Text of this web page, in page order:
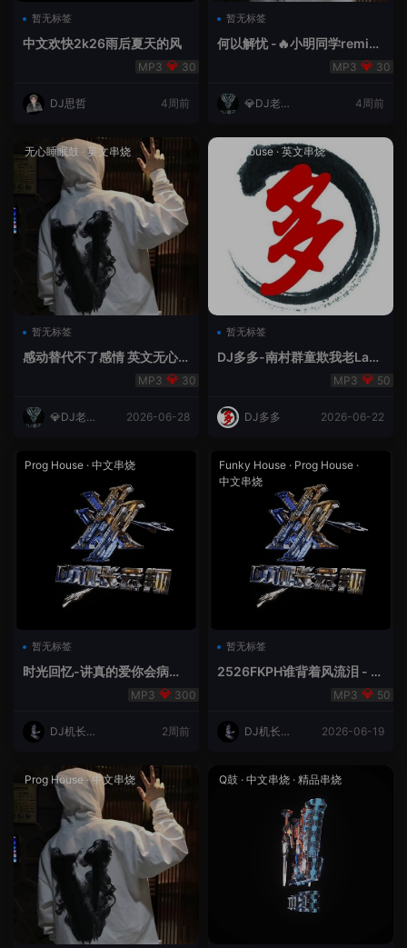
暂无标签
中文欢快2k26雨后夏天的风
30
DJ思哲 4周前
暂无标签
何以解忧 -🔥小明同学remix
30
💎DJ老王
4周前
无心睡眠鼓 ·英文串烧
暂无标签
感动替代不了感情 英文无心
睡眠睡-小明同学remix
30
💎DJ老王
2026-06-28
Lak House· 英文串烧
暂无标签
DJ多多-南村群童欺我老Lak
50
DJ多多 2026-06-22
Prog House · 中文串烧
暂无标签
时光回忆-讲真的爱你会病变
300
DJ机长云
2周前
Funky House · Prog House ·
中文串烧
暂无标签
2526FKPH谁背着风流泪 - D
50
DJ机长云
2026-06-19
Prog House ·中文串烧 Q鼓 · 中文串烧 · 精品串烧